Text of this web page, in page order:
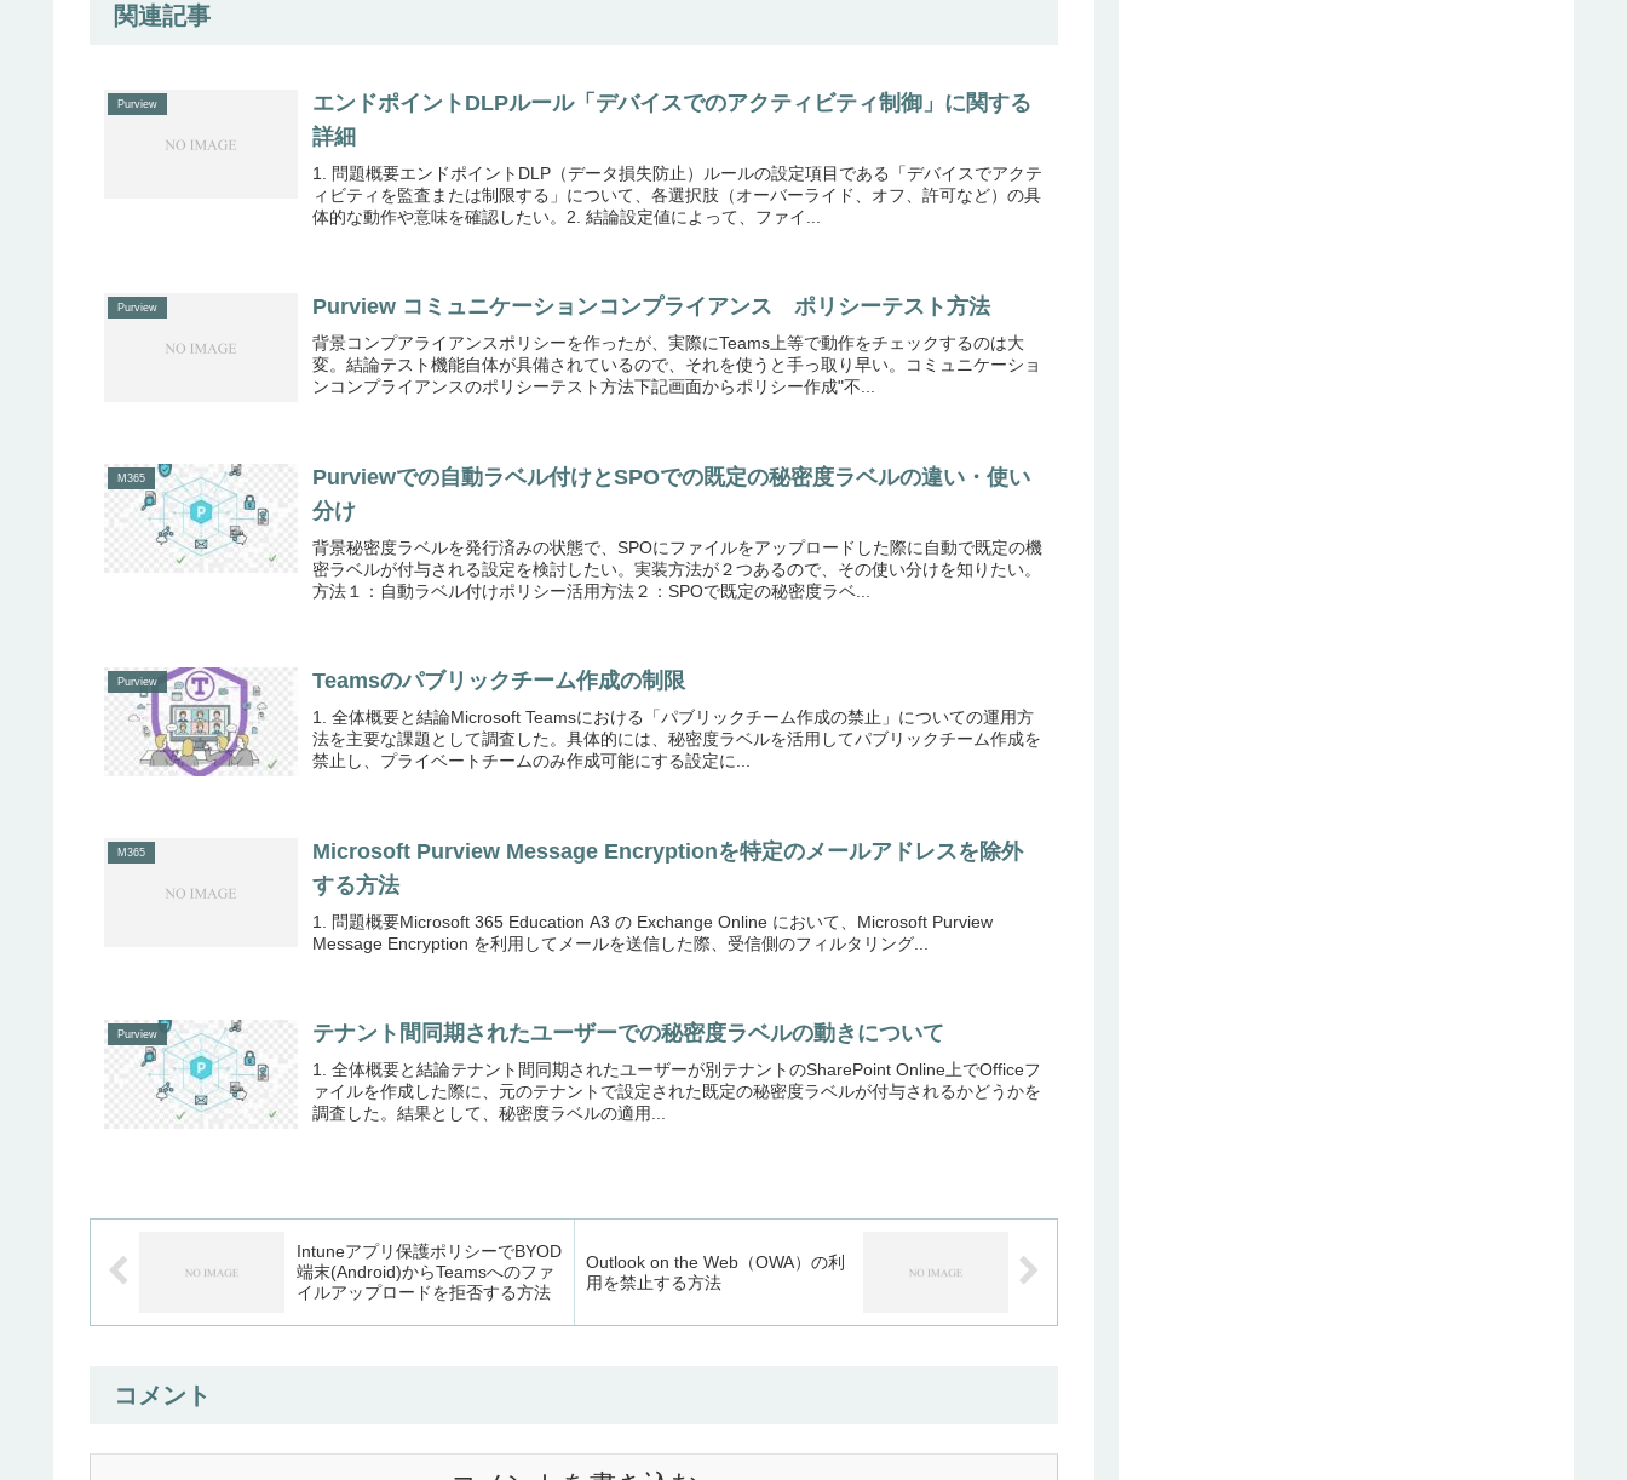
関連記事
Purview
エンドポイントDLPルール「デバイスでのアクティビティ制御」に関する
詳細
1. 問題概要エンドポイントDLP（データ損失防止）ルールの設定項目である「デバイスでアクテ
ィビティを監査または制限する」について、各選択肢（オーバーライド、オフ、許可など）の具
体的な動作や意味を確認したい。2. 結論設定値によって、ファイ...
Purview Purview コミュニケーションコンプライアンス ポリシーテスト方法
背景コンプアライアンスポリシーを作ったが、実際にTeams上等で動作をチェックするのは大
変。結論テスト機能自体が具備されているので、それを使うと手っ取り早い。コミュニケーショ
ンコンプライアンスのポリシーテスト方法下記画面からポリシー作成"不...
M365
Purviewでの自動ラベル付けとSPOでの既定の秘密度ラベルの違い・使い
分け
背景秘密度ラベルを発行済みの状態で、SPOにファイルをアップロードした際に自動で既定の機
密ラベルが付与される設定を検討したい。実装方法が２つあるので、その使い分けを知りたい。
方法１：自動ラベル付けポリシー活用方法２：SPOで既定の秘密度ラベ...
Purview Teamsのパブリックチーム作成の制限
1. 全体概要と結論Microsoft Teamsにおける「パブリックチーム作成の禁止」についての運用方
法を主要な課題として調査した。具体的には、秘密度ラベルを活用してパブリックチーム作成を
禁止し、プライベートチームのみ作成可能にする設定に...
M365
Microsoft Purview Message Encryptionを特定のメールアドレスを除外
する方法
1. 問題概要Microsoft 365 Education A3 の Exchange Online において、Microsoft Purview
Message Encryption を利用してメールを送信した際、受信側のフィルタリング...
Purview テナント間同期されたユーザーでの秘密度ラベルの動きについて
1. 全体概要と結論テナント間同期されたユーザーが別テナントのSharePoint Online上でOfficeフ
ァイルを作成した際に、元のテナントで設定された既定の秘密度ラベルが付与されるかどうかを
調査した。結果として、秘密度ラベルの適用...
Intuneアプリ保護ポリシーでBYOD
端末(Android)からTeamsへのファ
イルアップロードを拒否する方法
Outlook on the Web（OWA）の利
用を禁止する方法
コメント